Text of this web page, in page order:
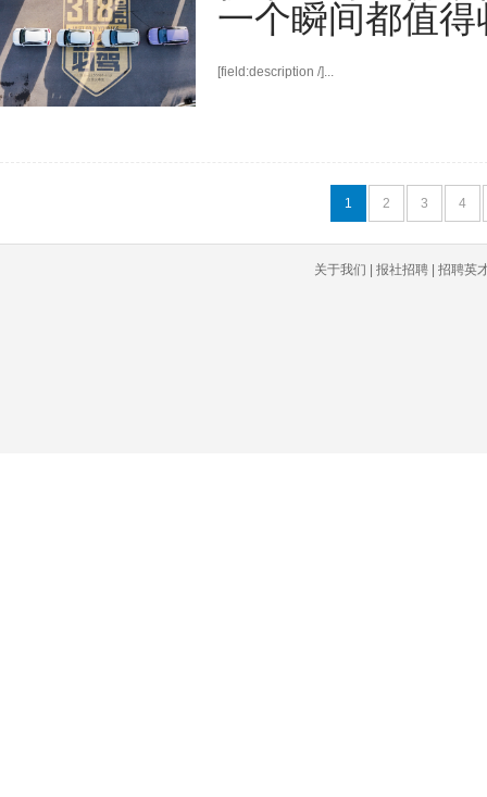
一个瞬间都值得
[field:description /]...
1 2 3 4
关于我们 | 报社招聘 | 招聘英